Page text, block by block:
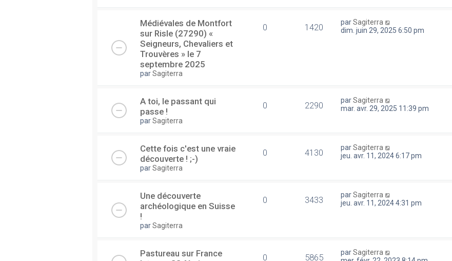
Médiévales de Montfort
sur Risle (27290) «
Seigneurs, Chevaliers et
Trouvères » le 7
septembre 2025
parSagiterra
0 1420 parSagiterra
dim. juin 29, 2025 6:50 pm
A toi, le passant qui
passe !
parSagiterra
0 2290 parSagiterra
mar. avr. 29, 2025 11:39 pm
Cette fois c'est une vraie
découverte ! ;-)
parSagiterra
0 4130 parSagiterra
jeu. avr. 11, 2024 6:17 pm
Une découverte
archéologique en Suisse
!
parSagiterra
0 3433 parSagiterra
jeu. avr. 11, 2024 4:31 pm
Pastureau sur France
0 5865 parSagiterra